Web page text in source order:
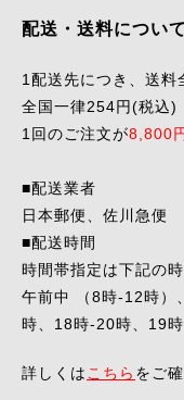
配送・送料について
1配送先につき、送
全国一律254円(税込)
1回のご注文が8,800
■配送業者
日本郵便、佐川急便
■配送時間
時間帯指定は下記の
午前中 （8時-12時）
時、18時-20時、19
詳しくはこちら をご